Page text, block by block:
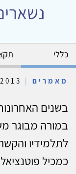
כללי
מאמרים |
בשנים
במורה מבוגר
לתלמידיו
כמכיל